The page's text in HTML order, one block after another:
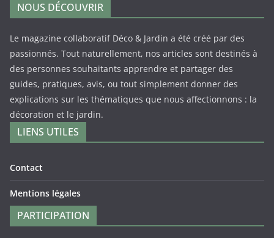
NOUS DÉCOUVRIR
Le magazine collaboratif Déco & Jardin a été créé par des
passionnés. Tout naturellement, nos articles sont destinés à
des personnes souhaitants apprendre et partager des
guides, pratiques, avis, ou tout simplement donner des
explications sur les thématiques que nous affectionnons : la
décoration et le jardin.
LIENS UTILES
Contact
Mentions légales
PARTICIPATION